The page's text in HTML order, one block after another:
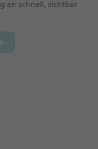
an schnell, sichtbar